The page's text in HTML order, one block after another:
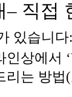
– 직접
있습니다:
상에서
리는 방법